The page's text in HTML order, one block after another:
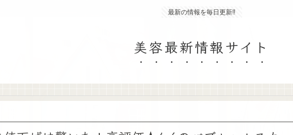
最新の情報を毎日更新‼
美容最新情報サイト